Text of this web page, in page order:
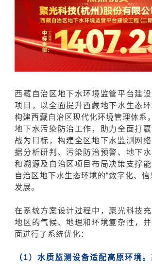
西藏自治区地下水环境监管平台建设
项目，以全面提升西藏地下水生态环
构建西藏自治区现代化环境管理体系
地下水污染防治工作，助力全面打
战为目标，构建全区地下水监测网
据分析研判、污染防治预警、地下
和溯源及自治区项目布局决策支撑
自治区地下水生态环境的“数字化、信
发展。
在系统方案设计过程中，聚光科技
地区的气候、地理和环境复杂性，
面进行了系统优化：
（1）水质监测设备适配高原环境。